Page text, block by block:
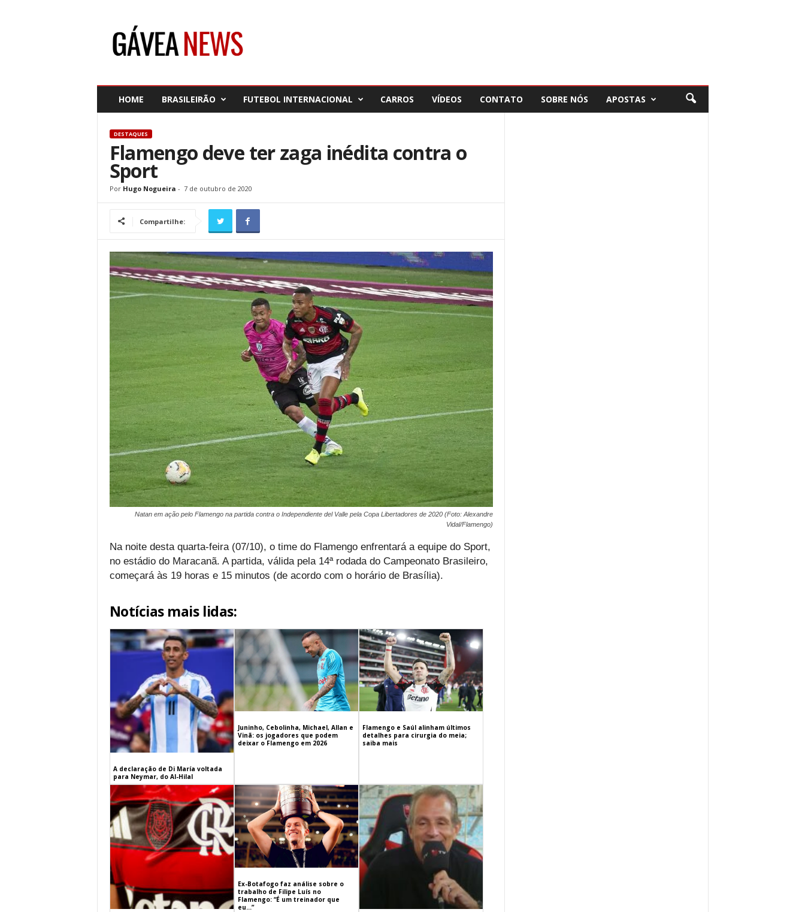
HOME BRASILEIRÃO FUTEBOL INTERNACIONAL CARROS VÍDEOS CONTATO SOBRE NÓS APOSTAS
DESTAQUES
Flamengo deve ter zaga inédita contra o
Sport
Por Hugo Nogueira - 7 de outubro de 2020
Compartilhe:
Natan em ação pelo Flamengo na partida contra o Independiente del Valle pela Copa Libertadores de 2020 (Foto: Alexandre
Vidal/Flamengo)
Na noite desta quarta-feira (07/10), o time do Flamengo enfrentará a equipe do Sport,
no estádio do Maracanã. A partida, válida pela 14ª rodada do Campeonato Brasileiro,
começará às 19 horas e 15 minutos (de acordo com o horário de Brasília).
Notícias mais lidas:
A declaração de Di María voltada
para Neymar, do Al-Hilal
Juninho, Cebolinha, Michael, Allan e
Vinã: os jogadores que podem
deixar o Flamengo em 2026
Flamengo e Saúl alinham últimos
detalhes para cirurgia do meia;
saiba mais
Ex-Botafogo faz análise sobre o
trabalho de Filipe Luís no
Flamengo: “É um treinador que
eu…”